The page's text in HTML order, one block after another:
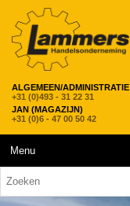
ALGEMEEN/ADMINISTRATIE
+31 (0)493 - 31 22 31
JAN (MAGAZIJN)
+31 (0)6 - 47 00 50 42
Menu